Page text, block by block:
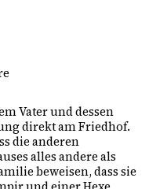
Vater und dessen
direkt am Friedhof.
die anderen
alles andere als
beweisen, dass sie